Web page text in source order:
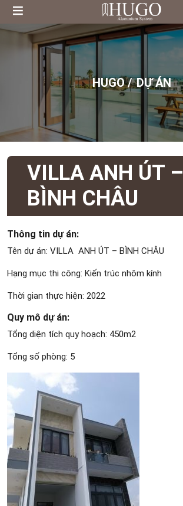
HUGO / DỰ ÁN
VILLA ANH ÚT –
BÌNH CHÂU
Thông tin dự án:
Tên dự án: VILLA ANH ÚT – BÌNH CHÂU
Hạng mục thi công: Kiến trúc nhôm kính
Thời gian thực hiện: 2022
Quy mô dự án:
Tổng diện tích quy hoạch: 450m2
Tổng số phòng: 5